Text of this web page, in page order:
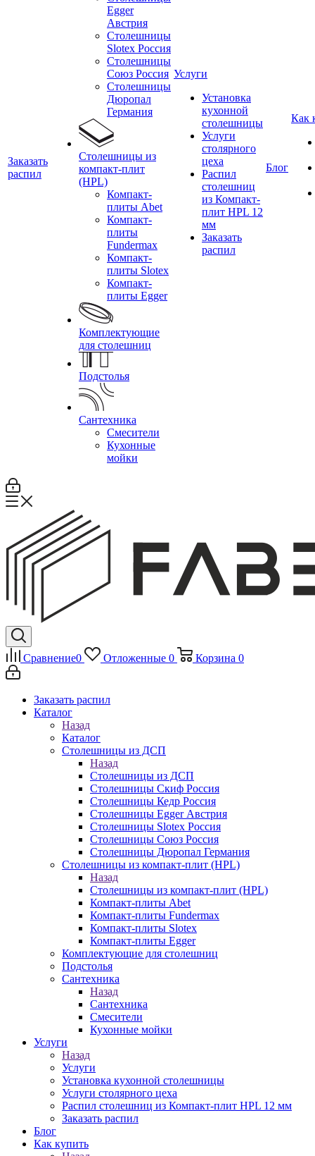
Заказать
распил
Egger
Австрия
Столешницы
Slotex Россия
Столешницы
Союз Россия
Столешницы
Дюропал
Германия
Столешницы из
компакт-плит
(HPL)
Компакт-
плиты Abet
Компакт-
плиты
Fundermax
Компакт-
плиты Slotex
Компакт-
плиты Egger
Комплектующие
для столешниц
Подстолья
Сантехника
Смесители
Кухонные
мойки
Услуги
Установка
кухонной
столешницы
Услуги
столярного
цеха
Распил
столешниц
из Компакт-
плит HPL 12
мм
Заказать
распил
Блог
Как
Сравнение0 Отложенные 0 Корзина 0
Заказать распил
Каталог
Назад
Каталог
Столешницы из ДСП
Назад
Столешницы из ДСП
Столешницы Скиф Россия
Столешницы Кедр Россия
Столешницы Egger Австрия
Столешницы Slotex Россия
Столешницы Союз Россия
Столешницы Дюропал Германия
Столешницы из компакт-плит (HPL)
Назад
Столешницы из компакт-плит (HPL)
Компакт-плиты Abet
Компакт-плиты Fundermax
Компакт-плиты Slotex
Компакт-плиты Egger
Комплектующие для столешниц
Подстолья
Сантехника
Назад
Сантехника
Смесители
Кухонные мойки
Услуги
Назад
Услуги
Установка кухонной столешницы
Услуги столярного цеха
Распил столешниц из Компакт-плит HPL 12 мм
Заказать распил
Блог
Как купить